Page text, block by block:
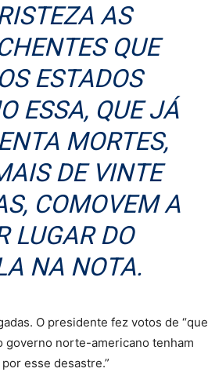
AS
QUE
ESTADOS
ESSA, QUE JÁ
MORTES,
DE VINTE
COMOVEM A
LUGAR DO
NA NOTA.
O presidente fez votos de “que
governo norte-americano tenham
esse desastre.”